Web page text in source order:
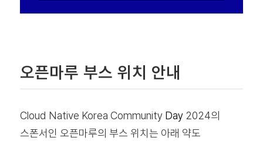
오픈마루 부스 위치 안내
Cloud Native Korea Community Day2024의
스폰서인 오픈마루의 부스 위치는 아래 약도